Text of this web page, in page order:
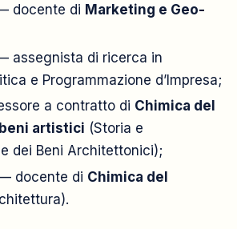
docente di Marketing e Geo-
assegnista di ricerca in
e Programmazione d’Impresa;
a contratto di Chimica del
artistici (Storia e
dei Beni Architettonici);
docente di Chimica del